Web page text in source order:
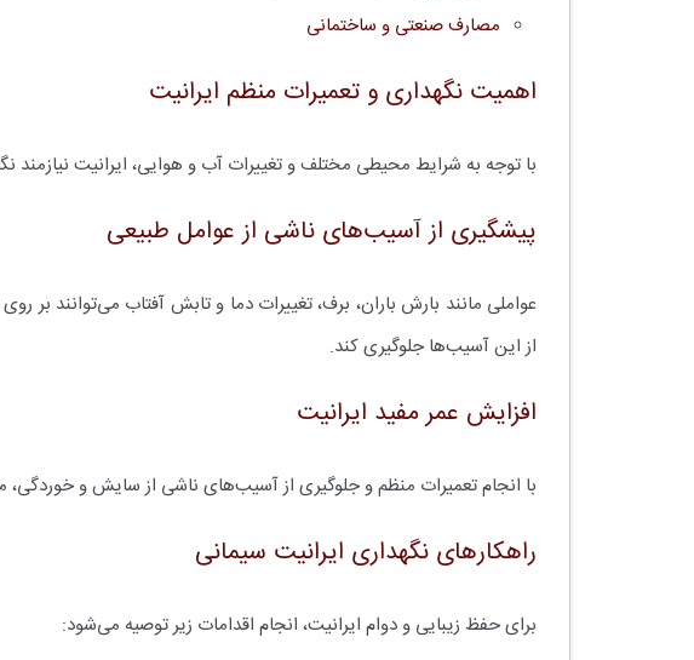
مصارف صنعتی و ساختمانی
اهمیت نگهداری و تعمیرات منظم ایرانیت
با توجه به شرایط محیطی مختلف و تغییرات آب و هوایی، ایرانیت
پیشگیری از آسیب‌های ناشی از عوامل طبیعی
عواملی مانند بارش باران، برف، تغییرات دما و تابش آفتاب می‌توانند بر
از این آسیب‌ها جلوگیری کند.
افزایش عمر مفید ایرانیت
با انجام تعمیرات منظم و جلوگیری از آسیب‌های ناشی از سایش و خوردگی،
راهکارهای نگهداری ایرانیت سیمانی
برای حفظ زیبایی و دوام ایرانیت، انجام اقدامات زیر توصیه می‌شود: